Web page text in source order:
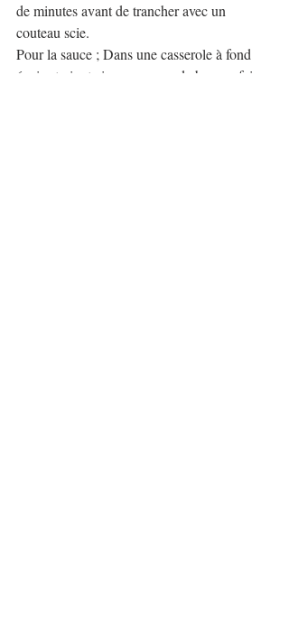
de minutes avant de trancher avec un
couteau scie.
Pour la sauce ; Dans une casserole à fond
épais et vingt cinq grammes de beurre, faire